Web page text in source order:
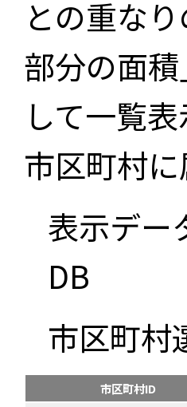
との重な
部分の面
して一覧
市区町村
表示デー
DB
市区町村
市区町村ID